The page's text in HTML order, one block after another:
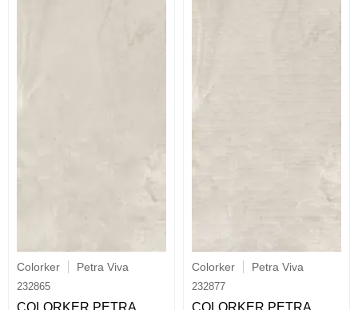
Colorker Petra Viva
232865
COLORKER PETRA
Colorker Petra Viva
232877
COLORKER PETRA